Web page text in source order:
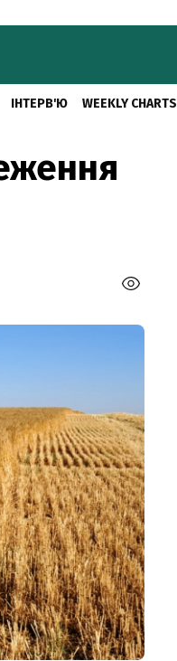
ІНТЕРВ'Ю WEEKLY CHARTS